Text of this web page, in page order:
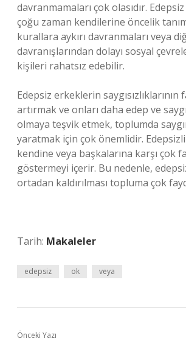
davranmamaları çok olasıdır.
çoğu zaman kendilerine öncelik
kurallara aykırı davranmaları veya
davranışlarından dolayı sosyal
kişileri rahatsız edebilir.
Edepsiz erkeklerin saygısızlıklarının
artırmak ve onları daha edep ve
olmaya teşvik etmek, toplumda
yaratmak için çok önemlidir.
kendine veya başkalarına karşı çok
göstermeyi içerir. Bu nedenle,
ortadan kaldırılması topluma çok
Tarih: Makaleler
edepsiz ok veya
Önceki Yazı